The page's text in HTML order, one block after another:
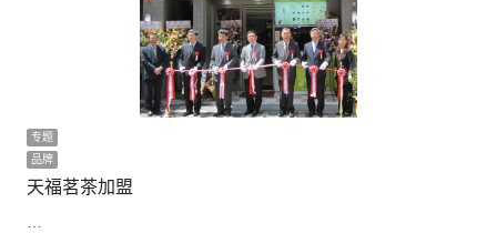
专题
品牌
天福茗茶加盟